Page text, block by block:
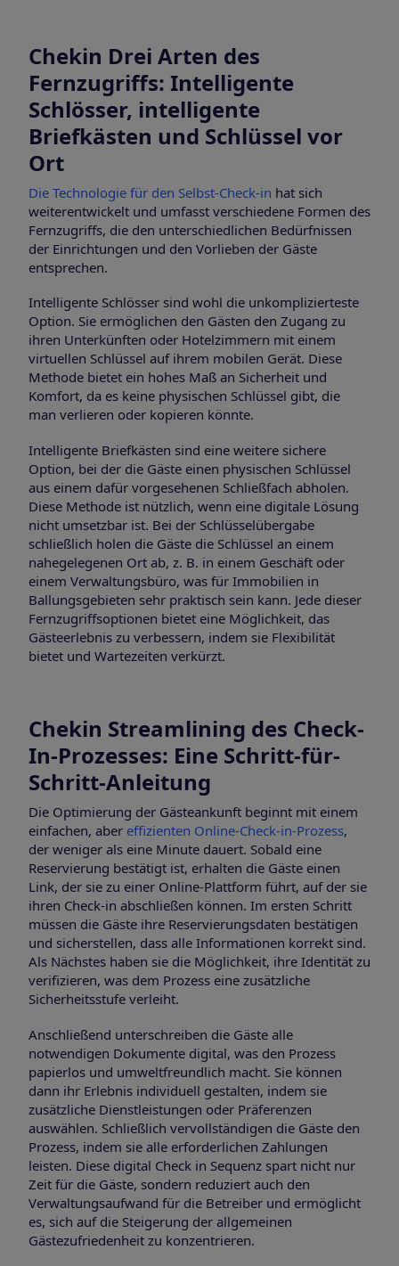
Chekin Drei Arten des
Fernzugriffs: Intelligente
Schlösser, intelligente
Briefkästen und Schlüssel vor
Ort
Die Technologie für den Selbst-Check-in hat sich
weiterentwickelt und umfasst verschiedene Formen des
Fernzugriffs, die den unterschiedlichen Bedürfnissen
der Einrichtungen und den Vorlieben der Gäste
entsprechen.
Intelligente Schlösser sind wohl die unkomplizierteste
Option. Sie ermöglichen den Gästen den Zugang zu
ihren Unterkünften oder Hotelzimmern mit einem
virtuellen Schlüssel auf ihrem mobilen Gerät. Diese
Methode bietet ein hohes Maß an Sicherheit und
Komfort, da es keine physischen Schlüssel gibt, die
man verlieren oder kopieren könnte.
Intelligente Briefkästen sind eine weitere sichere
Option, bei der die Gäste einen physischen Schlüssel
aus einem dafür vorgesehenen Schließfach abholen.
Diese Methode ist nützlich, wenn eine digitale Lösung
nicht umsetzbar ist. Bei der Schlüsselübergabe
schließlich holen die Gäste die Schlüssel an einem
nahegelegenen Ort ab, z. B. in einem Geschäft oder
einem Verwaltungsbüro, was für Immobilien in
Ballungsgebieten sehr praktisch sein kann. Jede dieser
Fernzugriffsoptionen bietet eine Möglichkeit, das
Gästeerlebnis zu verbessern, indem sie Flexibilität
bietet und Wartezeiten verkürzt.
Chekin Streamlining des Check-
In-Prozesses: Eine Schritt-für-
Schritt-Anleitung
Die Optimierung der Gästeankunft beginnt mit einem
einfachen, aber effizienten Online-Check-in-Prozess,
der weniger als eine Minute dauert. Sobald eine
Reservierung bestätigt ist, erhalten die Gäste einen
Link, der sie zu einer Online-Plattform führt, auf der sie
ihren Check-in abschließen können. Im ersten Schritt
müssen die Gäste ihre Reservierungsdaten bestätigen
und sicherstellen, dass alle Informationen korrekt sind.
Als Nächstes haben sie die Möglichkeit, ihre Identität zu
verifizieren, was dem Prozess eine zusätzliche
Sicherheitsstufe verleiht.
Anschließend unterschreiben die Gäste alle
notwendigen Dokumente digital, was den Prozess
papierlos und umweltfreundlich macht. Sie können
dann ihr Erlebnis individuell gestalten, indem sie
zusätzliche Dienstleistungen oder Präferenzen
auswählen. Schließlich vervollständigen die Gäste den
Prozess, indem sie alle erforderlichen Zahlungen
leisten. Diese digital Check in Sequenz spart nicht nur
Zeit für die Gäste, sondern reduziert auch den
Verwaltungsaufwand für die Betreiber und ermöglicht
es, sich auf die Steigerung der allgemeinen
Gästezufriedenheit zu konzentrieren.